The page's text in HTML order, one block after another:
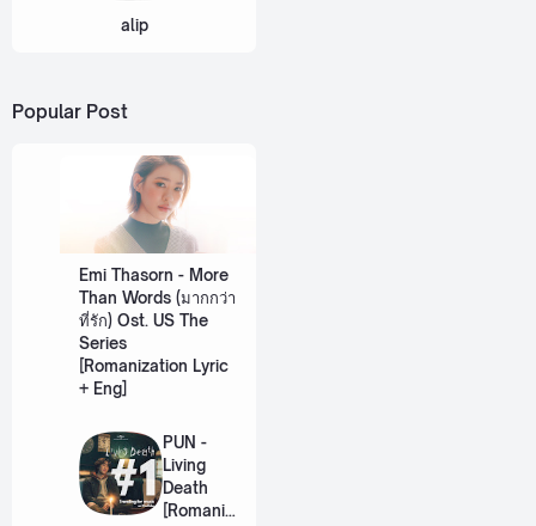
alip
Popular Post
Emi Thasorn - More
Than Words (มากกว่า
ที่รัก) Ost. US The
Series
[Romanization Lyric
+ Eng]
PUN -
Living
Death
[Romaniz